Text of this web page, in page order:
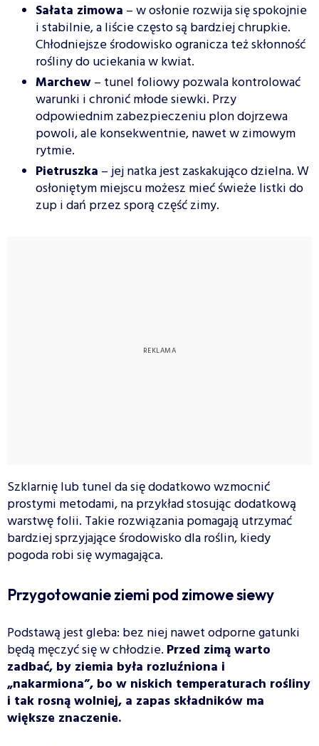
Sałata zimowa – w osłonie rozwija się spokojnie
i stabilnie, a liście często są bardziej chrupkie.
Chłodniejsze środowisko ogranicza też skłonność
rośliny do uciekania w kwiat.
Marchew– tunel foliowy pozwala kontrolować
warunki i chronić młode siewki. Przy
odpowiednim zabezpieczeniu plon dojrzewa
powoli, ale konsekwentnie, nawet w zimowym
rytmie.
Pietruszka – jej natka jest zaskakująco dzielna. W
osłoniętym miejscu możesz mieć świeże listki do
zup i dań przez sporą część zimy.
Szklarnię lub tunel da się dodatkowo wzmocnić
prostymi metodami, na przykład stosując dodatkową
warstwę folii. Takie rozwiązania pomagają utrzymać
bardziej sprzyjające środowisko dla roślin, kiedy
pogoda robi się wymagająca.
Przygotowanie ziemi pod zimowe siewy
Podstawą jest gleba: bez niej nawet odporne gatunki
będą męczyć się w chłodzie. Przed zimą warto
zadbać, by ziemia była rozluźniona i
„nakarmiona”, bo w niskich temperaturach rośliny
i tak rosną wolniej, a zapas składników ma
większe znaczenie.